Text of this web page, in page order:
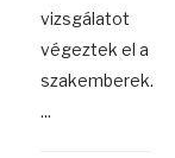
vizsgálatot
végeztek el a
szakemberek.
...